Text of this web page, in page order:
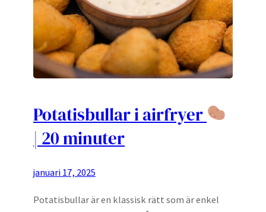
Potatisbullar i airfryer
| 20 minuter
januari 17, 2025
Potatisbullar är en klassisk rätt som är enkel